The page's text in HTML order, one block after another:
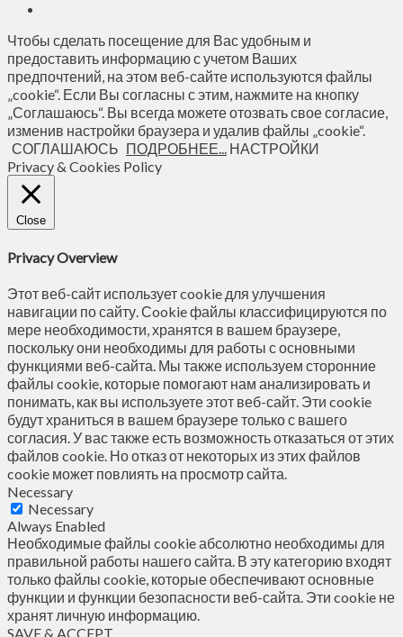
Чтобы сделать посещение для Вас удобным и
предоставить информацию с учетом Ваших
предпочтений, на этом веб-сайте используются файлы
„cookie“. Если Вы согласны с этим, нажмите на кнопку
„Соглашаюсь“. Вы всегда можете отозвать свое согласие,
изменив настройки браузера и удалив файлы „cookie“.
СОГЛАШАЮСЬ ПОДРОБНЕЕ...
НАСТРОЙКИ
Privacy & Cookies Policy
Close
Privacy Overview
Этот веб-сайт использует cookie для улучшения
навигации по сайту. Сookie файлы классифицируются по
мере необходимости, хранятся в вашем браузере,
поскольку они необходимы для работы с основными
функциями веб-сайта. Мы также используем сторонние
файлы cookie, которые помогают нам анализировать и
понимать, как вы используете этот веб-сайт. Эти cookie
будут храниться в вашем браузере только с вашего
согласия. У вас также есть возможность отказаться от этих
файлов cookie. Но отказ от некоторых из этих файлов
cookie может повлиять на просмотр сайта.
Necessary
Necessary
Always Enabled
Необходимые файлы cookie абсолютно необходимы для
правильной работы нашего сайта. В эту категорию входят
только файлы cookie, которые обеспечивают основные
функции и функции безопасности веб-сайта. Эти cookie не
хранят личную информацию.
SAVE & ACCEPT